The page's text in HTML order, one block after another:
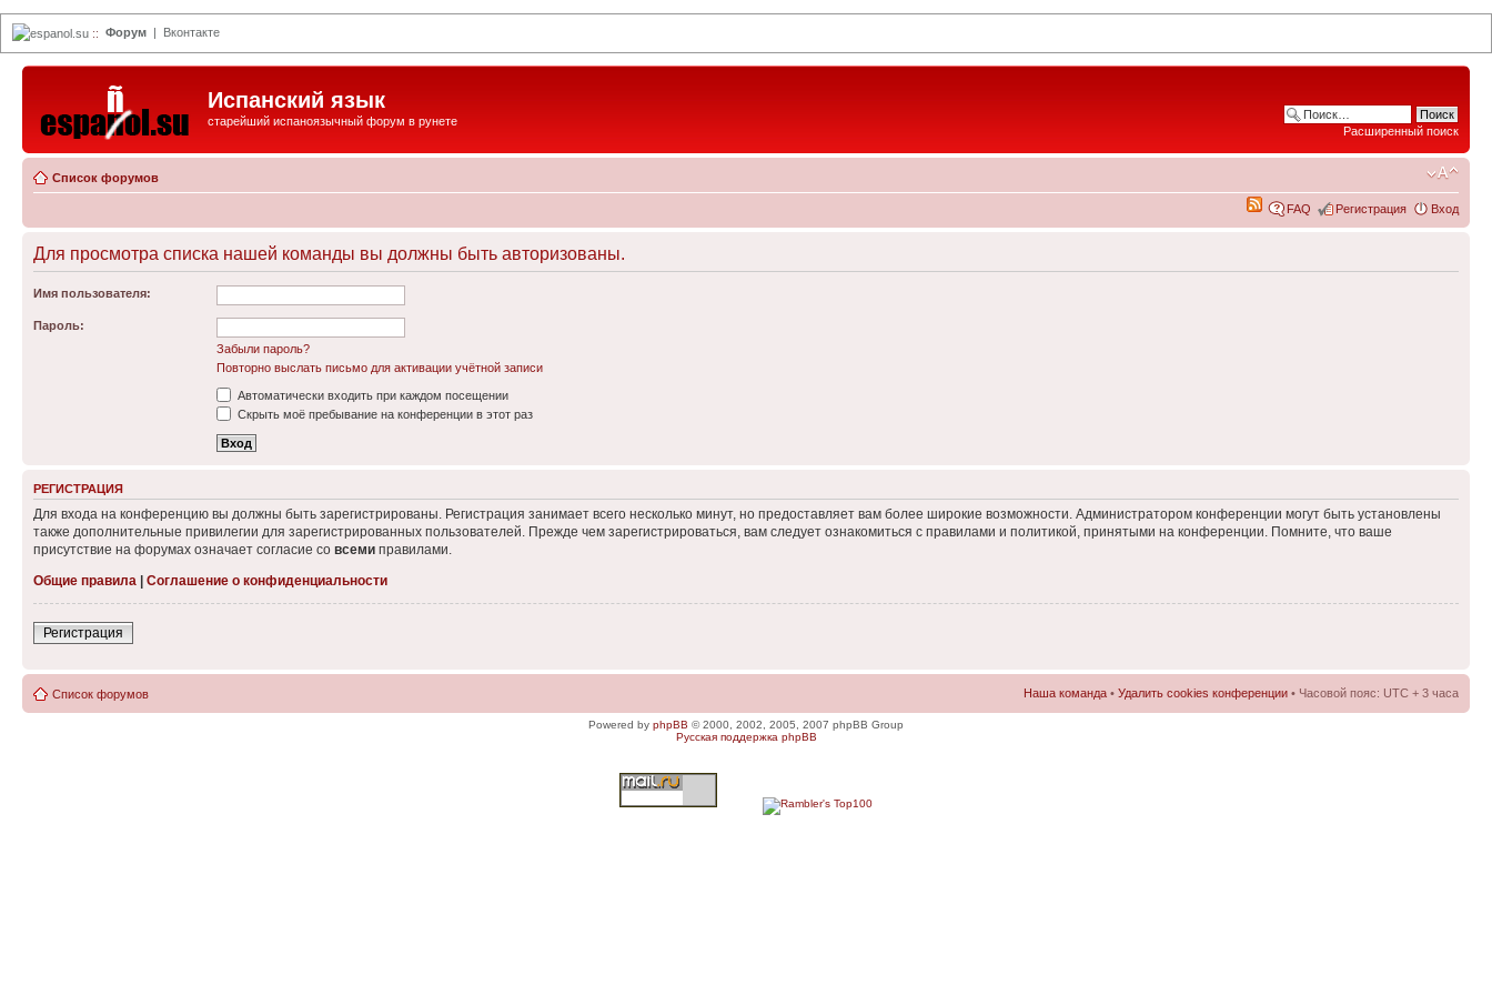
espanol.su :: Форум | Вконтакте
Испанский язык
старейший испаноязычный форум в рунете
Расширенный поиск
Список форумов
FAQ Регистрация Вход
Для просмотра списка нашей команды вы должны быть авторизованы.
Имя пользователя:
Пароль:
Забыли пароль?
Повторно выслать письмо для активации учётной записи
Автоматически входить при каждом посещении
Скрыть моё пребывание на конференции в этот раз
РЕГИСТРАЦИЯ
Для входа на конференцию вы должны быть зарегистрированы. Регистрация занимает всего несколько минут, но предоставляет вам более широкие возможности. Администратором конференции могут быть установлены
также дополнительные привилегии для зарегистрированных пользователей. Прежде чем зарегистрироваться, вам следует ознакомиться с правилами и политикой, принятыми на конференции. Помните, что ваше
присутствие на форумах означает согласие со всеми правилами.
Общие правила
Соглашение о конфиденциальности
Регистрация
Список форумов Наша команда • Удалить cookies конференции • Часовой пояс: UTC + 3 часа
Powered by phpBB © 2000, 2002, 2005, 2007 phpBB Group
Русская поддержка phpBB